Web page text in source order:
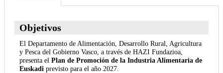
Objetivos
El Departamento de Alimentación, Desarrollo Rural, Agricultura
y Pesca del Gobierno Vasco, a través de HAZI Fundazioa,
presenta el Plan de Promoción de la Industria Alimentaria de
Euskadi previsto para el año 2027.